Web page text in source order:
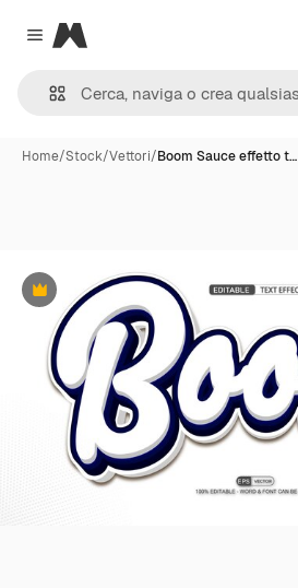
Close menu
Magnific
Home/Stock/Vettori/Boom Sauce effetto t…
Premium